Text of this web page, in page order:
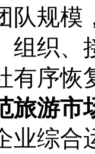
队规模
组织、
有序恢
旅游市
业综合